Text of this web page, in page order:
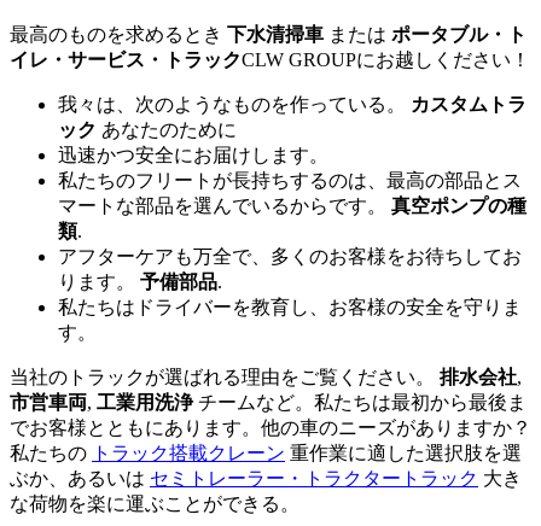
最高のものを求めるとき 下水清掃車 または ポータブル・ト
イレ・サービス・トラックCLW GROUPにお越しください！
我々は、次のようなものを作っている。
カスタムトラ
ック あなたのために
迅速かつ安全にお届けします。
私たちのフリートが長持ちするのは、最高の部品とス
マートな部品を選んでいるからです。 真空ポンプの種
類.
アフターケアも万全で、多くのお客様をお待ちしてお
ります。 予備部品.
私たちはドライバーを教育し、お客様の安全を守りま
す。
当社のトラックが選ばれる理由をご覧ください。 排水会社,
市営車両, 工業用洗浄チームなど。私たちは最初から最後ま
でお客様とともにあります。他の車のニーズがありますか？
私たちの トラック搭載クレーン 重作業に適した選択肢を選
ぶか、あるいは セミトレーラー・トラクタートラック 大き
な荷物を楽に運ぶことができる。